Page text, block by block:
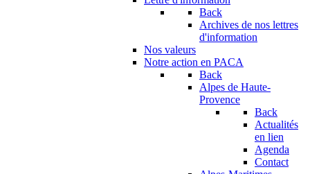
Back
Archives de nos lettres
d'information
Nos valeurs
Notre action en PACA
Back
Alpes de Haute-
Provence
Back
Actualités
en lien
Agenda
Contact